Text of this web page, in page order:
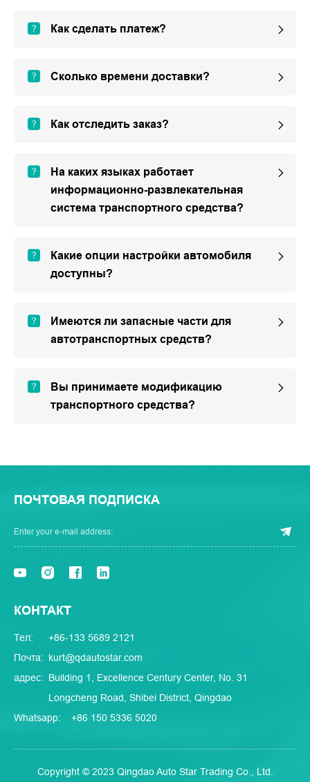
Как сделать платеж?
Сколько времени доставки?
Как отследить заказ?
На каких языках работает
информационно-развлекательная
система транспортного средства?
Какие опции настройки автомобиля
доступны?
Имеются ли запасные части для
автотранспортных средств?
Вы принимаете модификацию
транспортного средства?
ПОЧТОВАЯ ПОДПИСКА
КОНТАКТ
Тел:
+86-133 5689 2121
Почта: kurt@qdautostar.com
адрес: Building 1, Excellence Century Center, No. 31
Longcheng Road, Shibei District, Qingdao
Whatsapp:
+86 150 5336 5020
Copyright © 2023 Qingdao Auto Star Trading Co., Ltd.